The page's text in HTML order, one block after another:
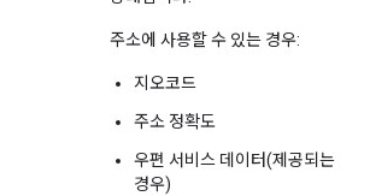
주소에 사용할 수 있는 경우:
지오코드
주소 정확도
우편 서비스 데이터(제공되는
경우)